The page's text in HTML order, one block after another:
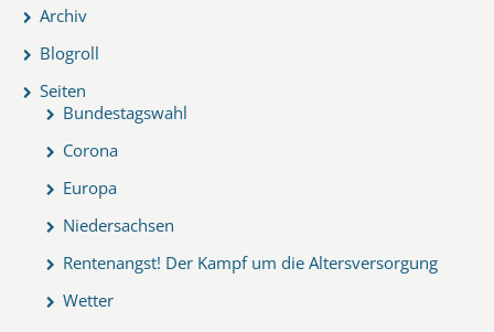
Archiv
Blogroll
Seiten
Bundestagswahl
Corona
Europa
Niedersachsen
Rentenangst! Der Kampf um die Altersversorgung
Wetter